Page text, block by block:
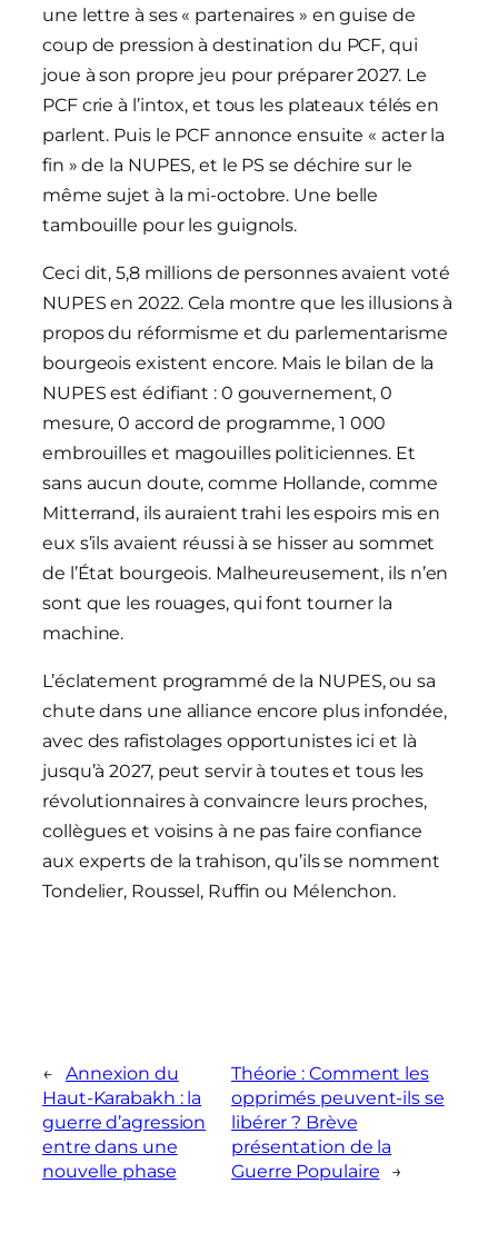
une lettre à ses « partenaires » en guise de
coup de pression à destination du PCF, qui
joue à son propre jeu pour préparer 2027. Le
PCF crie à l’intox, et tous les plateaux télés en
parlent. Puis le PCF annonce ensuite « acter la
fin » de la NUPES, et le PS se déchire sur le
même sujet à la mi-octobre. Une belle
tambouille pour les guignols.
Ceci dit, 5,8 millions de personnes avaient voté
NUPES en 2022. Cela montre que les illusions à
propos du réformisme et du parlementarisme
bourgeois existent encore. Mais le bilan de la
NUPES est édifiant : 0 gouvernement, 0
mesure, 0 accord de programme, 1 000
embrouilles et magouilles politiciennes. Et
sans aucun doute, comme Hollande, comme
Mitterrand, ils auraient trahi les espoirs mis en
eux s’ils avaient réussi à se hisser au sommet
de l’État bourgeois. Malheureusement, ils n’en
sont que les rouages, qui font tourner la
machine.
L’éclatement programmé de la NUPES, ou sa
chute dans une alliance encore plus infondée,
avec des rafistolages opportunistes ici et là
jusqu’à 2027, peut servir à toutes et tous les
révolutionnaires à convaincre leurs proches,
collègues et voisins à ne pas faire confiance
aux experts de la trahison, qu’ils se nomment
Tondelier, Roussel, Ruffin ou Mélenchon.
←
Annexion du
Haut-Karabakh : la
guerre d’agression
entre dans une
nouvelle phase
Théorie : Comment les
opprimés peuvent-ils se
libérer ? Brève
présentation de la
Guerre Populaire
→